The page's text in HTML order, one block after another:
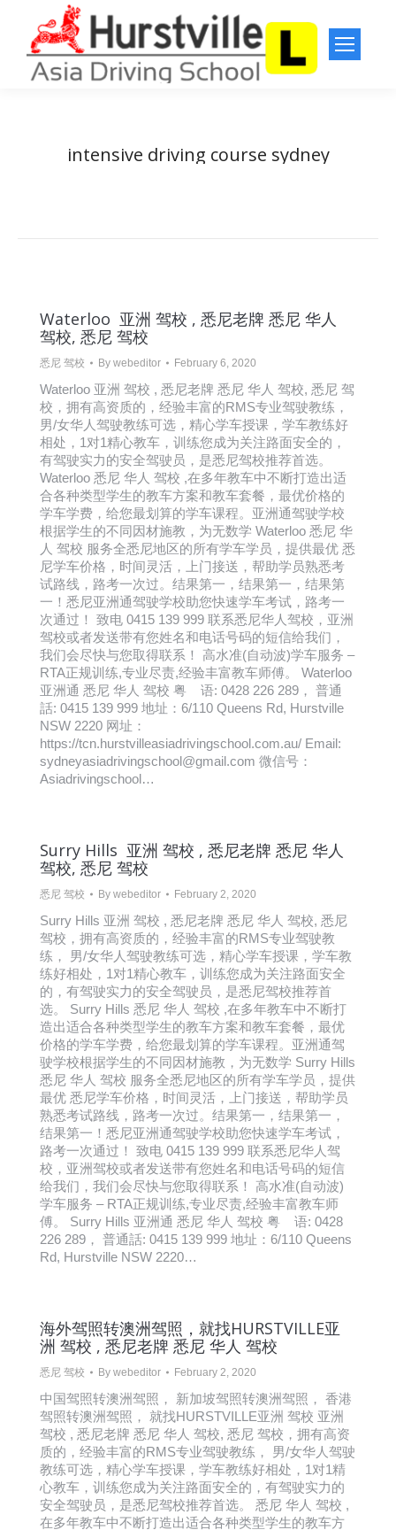
intensive driving course sydney
Waterloo 亚洲 驾校 , 悉尼老牌 悉尼 华人
驾校, 悉尼 驾校
悉尼 驾校 By webeditor February 6, 2020
Waterloo 亚洲 驾校 , 悉尼老牌 悉尼 华人 驾校, 悉尼 驾
校，拥有高资质的，经验丰富的RMS专业驾驶教练，
男/女华人驾驶教练可选，精心学车授课，学车教练好
相处，1对1精心教车，训练您成为关注路面安全的，
有驾驶实力的安全驾驶员，是悉尼驾校推荐首选。
Waterloo 悉尼 华人 驾校 ,在多年教车中不断打造出适
合各种类型学生的教车方案和教车套餐，最优价格的
学车学费，给您最划算的学车课程。亚洲通驾驶学校
根据学生的不同因材施教，为无数学 Waterloo 悉尼 华
人 驾校 服务全悉尼地区的所有学车学员，提供最优 悉
尼学车价格，时间灵活，上门接送，帮助学员熟悉考
试路线，路考一次过。结果第一，结果第一，结果第
一！悉尼亚洲通驾驶学校助您快速学车考试，路考一
次通过！ 致电 0415 139 999 联系悉尼华人驾校，亚洲
驾校或者发送带有您姓名和电话号码的短信给我们，
我们会尽快与您取得联系！ 高水准(自动波)学车服务 –
RTA正规训练,专业尽责,经验丰富教车师傅。 Waterloo
亚洲通 悉尼 华人 驾校 粤 语: 0428 226 289， 普通
話: 0415 139 999 地址：6/110 Queens Rd, Hurstville
NSW 2220 网址：
https://tcn.hurstvilleasiadrivingschool.com.au/ Email:
sydneyasiadrivingschool@gmail.com 微信号：
Asiadrivingschool…
Surry Hills 亚洲 驾校 , 悉尼老牌 悉尼 华人
驾校, 悉尼 驾校
悉尼 驾校 By webeditor February 2, 2020
Surry Hills 亚洲 驾校 , 悉尼老牌 悉尼 华人 驾校, 悉尼
驾校，拥有高资质的，经验丰富的RMS专业驾驶教
练， 男/女华人驾驶教练可选，精心学车授课，学车教
练好相处，1对1精心教车，训练您成为关注路面安全
的，有驾驶实力的安全驾驶员，是悉尼驾校推荐首
选。 Surry Hills 悉尼 华人 驾校 ,在多年教车中不断打
造出适合各种类型学生的教车方案和教车套餐，最优
价格的学车学费，给您最划算的学车课程。亚洲通驾
驶学校根据学生的不同因材施教，为无数学 Surry Hills
悉尼 华人 驾校 服务全悉尼地区的所有学车学员，提供
最优 悉尼学车价格，时间灵活，上门接送，帮助学员
熟悉考试路线，路考一次过。结果第一，结果第一，
结果第一！悉尼亚洲通驾驶学校助您快速学车考试，
路考一次通过！ 致电 0415 139 999 联系悉尼华人驾
校，亚洲驾校或者发送带有您姓名和电话号码的短信
给我们，我们会尽快与您取得联系！ 高水准(自动波)
学车服务 – RTA正规训练,专业尽责,经验丰富教车师
傅。 Surry Hills 亚洲通 悉尼 华人 驾校 粤 语: 0428
226 289， 普通話: 0415 139 999 地址：6/110 Queens
Rd, Hurstville NSW 2220…
海外驾照转澳洲驾照，就找HURSTVILLE亚
洲 驾校 , 悉尼老牌 悉尼 华人 驾校
悉尼 驾校 By webeditor February 2, 2020
中国驾照转澳洲驾照， 新加坡驾照转澳洲驾照， 香港
驾照转澳洲驾照， 就找HURSTVILLE亚洲 驾校 亚洲
驾校 , 悉尼老牌 悉尼 华人 驾校, 悉尼 驾校，拥有高资
质的，经验丰富的RMS专业驾驶教练， 男/女华人驾驶
教练可选，精心学车授课，学车教练好相处，1对1精
心教车，训练您成为关注路面安全的，有驾驶实力的
安全驾驶员，是悉尼驾校推荐首选。 悉尼 华人 驾校 ,
在多年教车中不断打造出适合各种类型学生的教车方